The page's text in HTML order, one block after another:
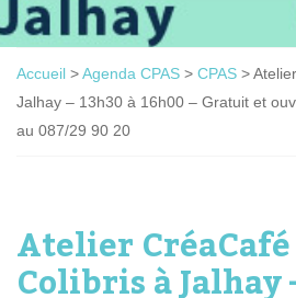
Accueil >Agenda CPAS > CPAS >
Jalhay – 13h30 à 16h00 – Gratuit et
au 087/29 90 20
Atelier
Colibris à Jalhay